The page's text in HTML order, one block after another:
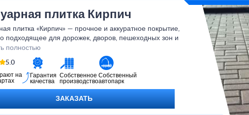
плитка Кирпич
плитка «Кирпич» — прочное и аккуратное покрытие,
подходящее для дорожек, дворов, пешеходных зон и
доступно 45 м² готовой плитки.
под заказ — всего 2–3 дня, возможен выбор цвета и
полностью
5.0
на
Гарантия
качества
Собственное
производство
Собственный
автопарк
ЗАКАЗАТЬ